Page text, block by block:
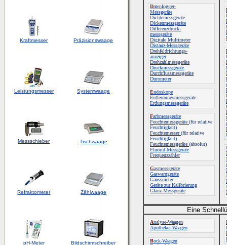
Kraftmesser Präzisionswaage
Leistungsmesser Systemwaage
Messschieber Tischwaage
Refraktometer Zählwaage
pH-Meter Bildschirmschreiber
Datenlogger-
Messgeräte
Dichtemessgeräte
Dickenmessgeräte
Differenzdruck-
messgeräte
Digitale Multimeter
Distanz-Messgeräte
Drehfeldrichtungs-
anzeiger
Drehzahlmessgeräte
Druckmessgeräte
Durchflussmessgeräte
Durometer
Endoskope
Entfernungsmessgeräte
Erdungsmessgeräte
Farbmessgeräte
Feuchtemessgeräte (für relative
Feuchtigkeit)
Feuchtemesser(für relative
Feuchtigkeit)
Feuchtemessgeräte (absolut)
Fluorid-Messgeräte
Frequenzzähler
Gasmessgeräte
Gaswarngeräte
Gaussmeter
Geräte zur Kalibrierung
Glanz-Messgeräte
Eine
Analyse-Waagen
Apotheker-Waagen
Bock-Waagen